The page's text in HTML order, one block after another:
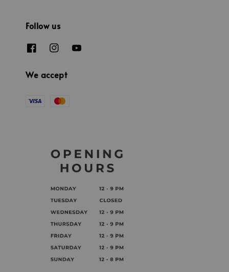
Follow us
We accept